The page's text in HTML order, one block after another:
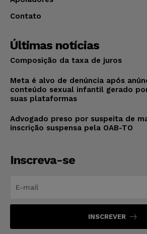
Contato
Últimas notícias
Composição da taxa de juros
Meta é alvo de denúncia após
conteúdo sexual infantil gerado
suas plataformas
Advogado preso por suspeita de
inscrição suspensa pela OAB-TO
Inscreva-se
INSCREVER